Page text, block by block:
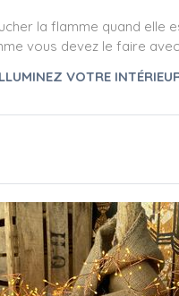
la flamme quand
vous devez le faire
VOTRE